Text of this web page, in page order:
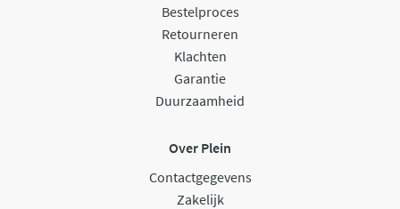
Bestelproces
Retourneren
Klachten
Garantie
Duurzaamheid
Over Plein
Contactgegevens
Zakelijk